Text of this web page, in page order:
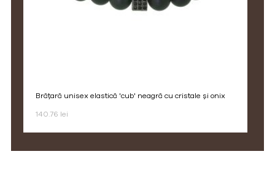
brățară unisex elastică 'cub' neagră cu cristale și onix
140.76 lei